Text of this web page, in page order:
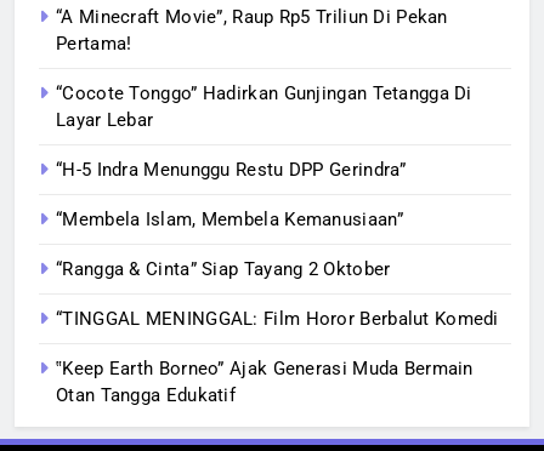
“A Minecraft Movie”, Raup Rp5 Triliun Di Pekan
Pertama!
“Cocote Tonggo” Hadirkan Gunjingan Tetangga Di
Layar Lebar
“H-5 Indra Menunggu Restu DPP Gerindra”
“Membela Islam, Membela Kemanusiaan”
“Rangga & Cinta” Siap Tayang 2 Oktober
“TINGGAL MENINGGAL: Film Horor Berbalut Komedi
‟Keep Earth Borneo” Ajak Generasi Muda Bermain
Otan Tangga Edukatif